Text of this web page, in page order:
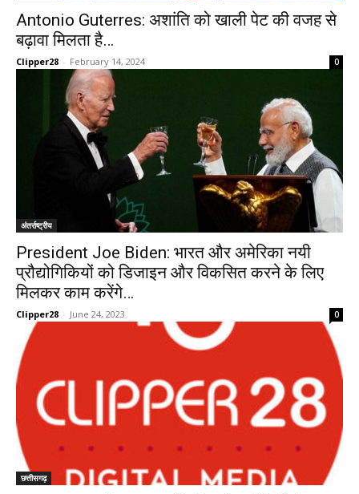
Antonio Guterres: अशांति को खाली पेट की वजह से
बढ़ावा मिलता है…
Clipper28 - February 14, 2024 0
अंतर्राष्ट्रीय
President Joe Biden: भारत और अमेरिका नयी
प्रौद्योगिकियों को डिजाइन और विकसित करने के लिए
मिलकर काम करेंगे…
Clipper28 - June 24, 2023 0
छत्तीसगढ़